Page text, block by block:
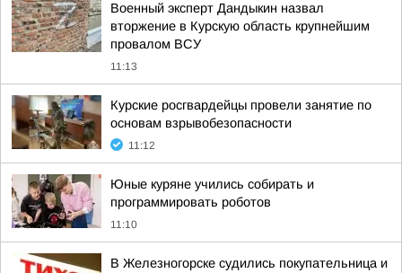
Военный эксперт Дандыкин назвал
вторжение в Курскую область крупнейшим
провалом ВСУ
11:13
Курские росгвардейцы провели занятие по
основам взрывобезопасности
11:12
Юные куряне учились собирать и
программировать роботов
11:10
В Железногорске судились покупательница и